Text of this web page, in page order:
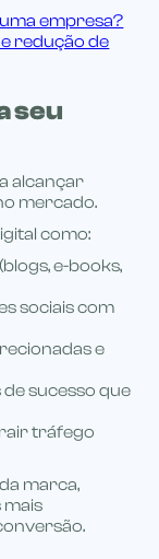
empresa?
redução de
seu
alcançar
mercado.
como:
e-books,
sociais com
e
de sucesso que
tráfego
marca,